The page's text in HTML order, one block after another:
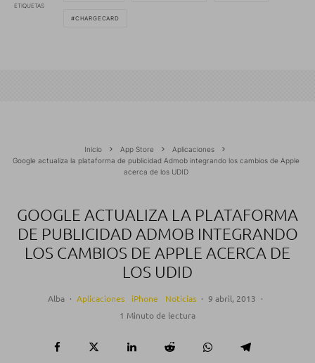
ETIQUETAS
CHARGECARD
Inicio App Store
Aplicaciones
Google actualiza la plataforma de publicidad Admob integrando los cambios de Apple
acerca de los UDID
GOOGLE ACTUALIZA LA PLATAFORMA
DE PUBLICIDAD ADMOB INTEGRANDO
LOS CAMBIOS DE APPLE ACERCA DE
LOS UDID
Alba · Aplicaciones iPhone Noticias · 9 abril, 2013 ·
1 Minuto de lectura